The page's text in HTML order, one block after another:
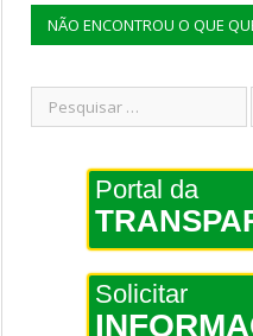
NÃO ENCONTROU O QUE
Portal da
Solicitar